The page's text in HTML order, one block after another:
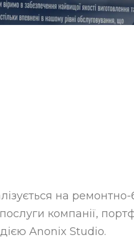
на
компанії,
Anonix Studio.